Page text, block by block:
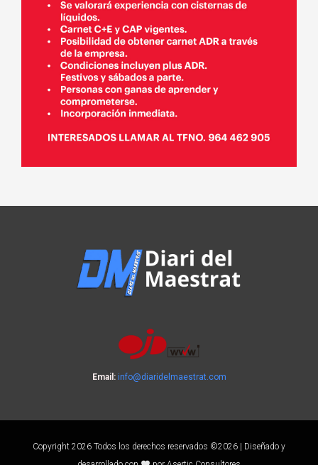
Email: info@diaridelmaestrat.com
Copyright 2026 Todos los derechos reservados ©2026 | Diseñado y